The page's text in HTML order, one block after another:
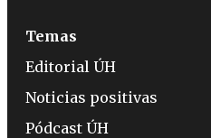
Temas
Editorial ÚH
Noticias positivas
Pódcast ÚH